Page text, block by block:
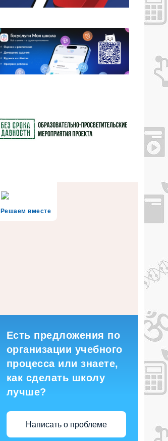
Решаем вместе
Есть предложения по
организации учебного
процесса или знаете,
как сделать школу
лучше?
Написать о проблеме